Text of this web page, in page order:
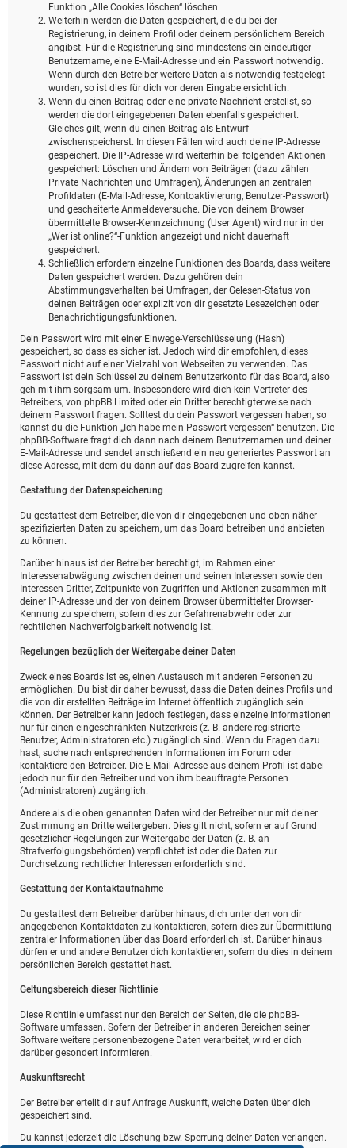
Funktion „Alle Cookies löschen“ löschen.
Weiterhin werden die Daten gespeichert, die du bei der
Registrierung, in deinem Profil oder deinem persönlichem Bereich
angibst. Für die Registrierung sind mindestens ein eindeutiger
Benutzername, eine E-Mail-Adresse und ein Passwort notwendig.
Wenn durch den Betreiber weitere Daten als notwendig festgelegt
wurden, so ist dies für dich vor deren Eingabe ersichtlich.
Wenn du einen Beitrag oder eine private Nachricht erstellst, so
werden die dort eingegebenen Daten ebenfalls gespeichert.
Gleiches gilt, wenn du einen Beitrag als Entwurf
zwischenspeicherst. In diesen Fällen wird auch deine IP-Adresse
gespeichert. Die IP-Adresse wird weiterhin bei folgenden Aktionen
gespeichert: Löschen und Ändern von Beiträgen (dazu zählen
Private Nachrichten und Umfragen), Änderungen an zentralen
Profildaten (E-Mail-Adresse, Kontoaktivierung, Benutzer-Passwort)
und gescheiterte Anmeldeversuche. Die von deinem Browser
übermittelte Browser-Kennzeichnung (User Agent) wird nur in der
„Wer ist online?“-Funktion angezeigt und nicht dauerhaft
gespeichert.
Schließlich erfordern einzelne Funktionen des Boards, dass weitere
Daten gespeichert werden. Dazu gehören dein
Abstimmungsverhalten bei Umfragen, der Gelesen-Status von
deinen Beiträgen oder explizit von dir gesetzte Lesezeichen oder
Benachrichtigungsfunktionen.
Dein Passwort wird mit einer Einwege-Verschlüsselung (Hash)
gespeichert, so dass es sicher ist. Jedoch wird dir empfohlen, dieses
Passwort nicht auf einer Vielzahl von Webseiten zu verwenden. Das
Passwort ist dein Schlüssel zu deinem Benutzerkonto für das Board, also
geh mit ihm sorgsam um. Insbesondere wird dich kein Vertreter des
Betreibers, von phpBB Limited oder ein Dritter berechtigterweise nach
deinem Passwort fragen. Solltest du dein Passwort vergessen haben, so
kannst du die Funktion „Ich habe mein Passwort vergessen“ benutzen. Die
phpBB-Software fragt dich dann nach deinem Benutzernamen und deiner
E-Mail-Adresse und sendet anschließend ein neu generiertes Passwort an
diese Adresse, mit dem du dann auf das Board zugreifen kannst.
Gestattung der Datenspeicherung
Du gestattest dem Betreiber, die von dir eingegebenen und oben näher
spezifizierten Daten zu speichern, um das Board betreiben und anbieten
zu können.
Darüber hinaus ist der Betreiber berechtigt, im Rahmen einer
Interessenabwägung zwischen deinen und seinen Interessen sowie den
Interessen Dritter, Zeitpunkte von Zugriffen und Aktionen zusammen mit
deiner IP-Adresse und der von deinem Browser übermittelter Browser-
Kennung zu speichern, sofern dies zur Gefahrenabwehr oder zur
rechtlichen Nachverfolgbarkeit notwendig ist.
Regelungen bezüglich der Weitergabe deiner Daten
Zweck eines Boards ist es, einen Austausch mit anderen Personen zu
ermöglichen. Du bist dir daher bewusst, dass die Daten deines Profils und
die von dir erstellten Beiträge im Internet öffentlich zugänglich sein
können. Der Betreiber kann jedoch festlegen, dass einzelne Informationen
nur für einen eingeschränkten Nutzerkreis (z. B. andere registrierte
Benutzer, Administratoren etc.) zugänglich sind. Wenn du Fragen dazu
hast, suche nach entsprechenden Informationen im Forum oder
kontaktiere den Betreiber. Die E-Mail-Adresse aus deinem Profil ist dabei
jedoch nur für den Betreiber und von ihm beauftragte Personen
(Administratoren) zugänglich.
Andere als die oben genannten Daten wird der Betreiber nur mit deiner
Zustimmung an Dritte weitergeben. Dies gilt nicht, sofern er auf Grund
gesetzlicher Regelungen zur Weitergabe der Daten (z. B. an
Strafverfolgungsbehörden) verpflichtet ist oder die Daten zur
Durchsetzung rechtlicher Interessen erforderlich sind.
Gestattung der Kontaktaufnahme
Du gestattest dem Betreiber darüber hinaus, dich unter den von dir
angegebenen Kontaktdaten zu kontaktieren, sofern dies zur Übermittlung
zentraler Informationen über das Board erforderlich ist. Darüber hinaus
dürfen er und andere Benutzer dich kontaktieren, sofern du dies in deinem
persönlichen Bereich gestattet hast.
Geltungsbereich dieser Richtlinie
Diese Richtlinie umfasst nur den Bereich der Seiten, die die phpBB-
Software umfassen. Sofern der Betreiber in anderen Bereichen seiner
Software weitere personenbezogene Daten verarbeitet, wird er dich
darüber gesondert informieren.
Auskunftsrecht
Der Betreiber erteilt dir auf Anfrage Auskunft, welche Daten über dich
gespeichert sind.
Du kannst jederzeit die Löschung bzw. Sperrung deiner Daten verlangen.